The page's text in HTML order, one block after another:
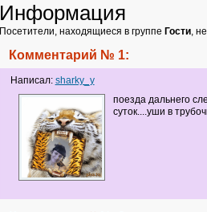
Информация
Посетители, находящиеся в группе Гости,
Комментарий № 1:
Написал: sharky_y
поезда дальнего
суток....уши в